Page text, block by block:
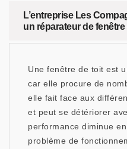
L’entreprise Les
un réparateur de
Une fenêtre de toit est
car elle procure de
elle fait face aux
et peut se détériorer
performance diminue
problème de